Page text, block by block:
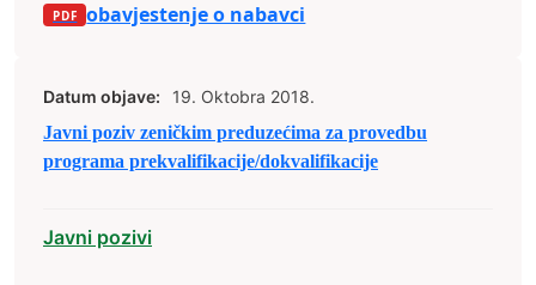
obavjestenje o nabavci
Datum objave:
19. Oktobra 2018.
Javni poziv zeničkim preduzećima za provedbu
programa prekvalifikacije/dokvalifikacije
Javni pozivi